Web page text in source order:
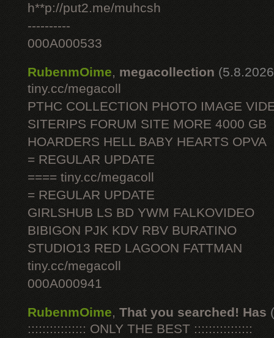
h**p://put2.me/muhcsh
----------
000A000533
RubenmOime, megacollection
tiny.cc/megacoll
PTHC COLLECTION PHOTO IMAGE
SITERIPS FORUM SITE MORE 4000 GB
HOARDERS HELL BABY HEARTS OPVA
= REGULAR UPDATE
==== tiny.cc/megacoll
= REGULAR UPDATE
GIRLSHUB LS BD YWM FALKOVIDEO
BIBIGON PJK KDV RBV BURATINO
STUDIO13 RED LAGOON FATTMAN
tiny.cc/megacoll
000A000941
RubenmOime, That you searched! Has
:::::::::::::::: ONLY THE BEST ::::::::::::::::